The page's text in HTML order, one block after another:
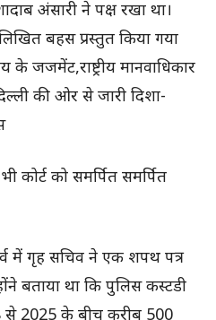
अंसारी ने पक्ष रखा था।
बहस प्रस्तुत किया गया
के जजमेंट,राष्ट्रीय मानवाधिकार
की ओर से जारी दिशा-
को समर्पित समर्पित
में गृह सचिव ने एक शपथ पत्र
बताया था कि पुलिस कस्टडी
से 2025 के बीच करीब 500